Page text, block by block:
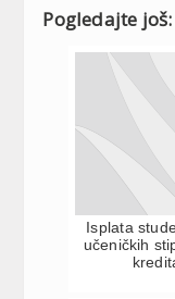
Pogledajte još:
Isplata
učeničkih